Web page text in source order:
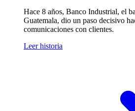
Hace 8 años, Banco Industrial, el
Guatemala, dio un paso decisivo
comunicaciones con clientes.
Leer historia